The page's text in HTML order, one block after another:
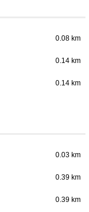
0.08 km
0.14 km
0.14 km
0.03 km
0.39 km
0.39 km